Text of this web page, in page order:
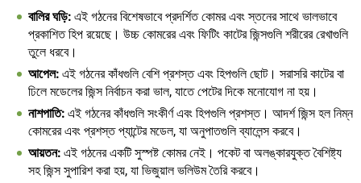
বালির ঘড়ি: এই গঠনের বিশেষভাবে প্রদর্শিত কোমর এবং স্তনের সাথে ভালভাবে
প্রকাশিত হিপ রয়েছে। উচ্চ কোমরের এবং ফিটিং কাটের জিন্সগুলি শরীরের রেখাগুলি
তুলে ধরবে।
আপেল: এই গঠনের কাঁধগুলি বেশি প্রশস্ত এবং হিপগুলি ছোট। সরাসরি কাটের বা
ঢিলে মডেলের জিন্স নির্বাচন করা ভাল, যাতে পেটের দিকে মনোযোগ না হয়।
নাশপাতি: এই গঠনের কাঁধগুলি সংকীর্ণ এবং হিপগুলি প্রশস্ত। আদর্শ জিন্স হল নিম্ন
কোমরের এবং প্রশস্ত প্যান্টের মডেল, যা অনুপাতগুলি ব্যালেন্স করবে।
আয়তন: এই গঠনের একটি সুস্পষ্ট কোমর নেই। পকেট বা অলঙ্কারযুক্ত বৈশিষ্ট্য
সহ জিন্স সুপারিশ করা হয়, যা ভিজুয়াল ভলিউম তৈরি করবে।